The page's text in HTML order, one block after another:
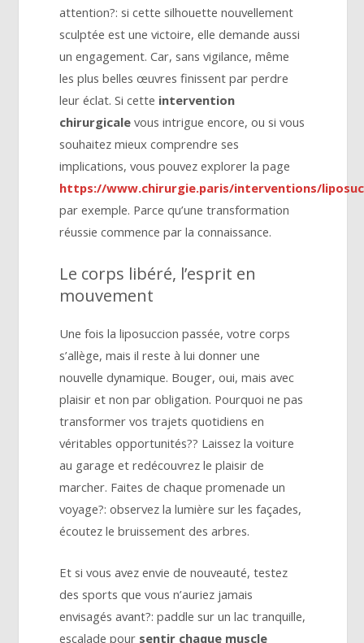
attention?: si cette silhouette nouvellement
sculptée est une victoire, elle demande aussi
un engagement. Car, sans vigilance, même
les plus belles œuvres finissent par perdre
leur éclat. Si cette intervention
chirurgicale vous intrigue encore, ou si vous
souhaitez mieux comprendre ses
implications, vous pouvez explorer la page
https://www.chirurgie.paris/interventions/
par exemple. Parce qu’une transformation
réussie commence par la connaissance.
Le corps libéré, l’esprit en
mouvement
Une fois la liposuccion passée, votre corps
s’allège, mais il reste à lui donner une
nouvelle dynamique. Bouger, oui, mais avec
plaisir et non par obligation. Pourquoi ne pas
transformer vos trajets quotidiens en
véritables opportunités?? Laissez la voiture
au garage et redécouvrez le plaisir de
marcher. Faites de chaque promenade un
voyage?: observez la lumière sur les façades,
écoutez le bruissement des arbres.
Et si vous avez envie de nouveauté, testez
des sports que vous n’auriez jamais
envisagés avant?: paddle sur un lac tranquille,
escalade pour sentir chaque muscle